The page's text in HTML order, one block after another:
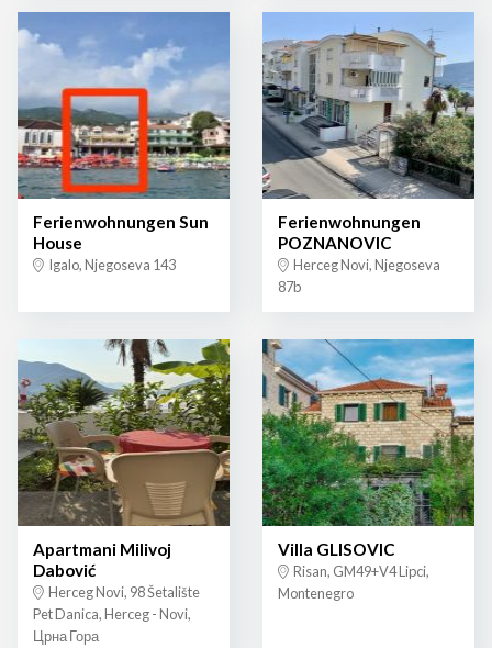
Ferienwohnungen Sun
House
Igalo, Njegoseva 143
Ferienwohnungen
POZNANOVIC
Herceg Novi, Njegoseva
87b
Apartmani Milivoj
Dabović
Herceg Novi, 98 Šetalište
Pet Danica, Herceg - Novi,
Црна Гора
Villa GLISOVIC
Risan, GM49+V4 Lipci,
Montenegro